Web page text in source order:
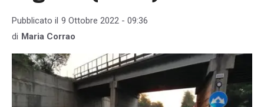
Pubblicato il 9 Ottobre 2022 - 09:36
di Maria Corrao